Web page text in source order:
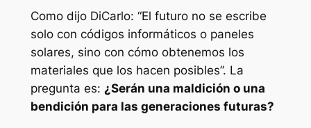
Como dijo DiCarlo: “El futuro no se escribe
solo con códigos informáticos o paneles
solares, sino con cómo obtenemos los
materiales que los hacen posibles”. La
pregunta es: ¿Serán una maldición o una
bendición para las generaciones futuras?